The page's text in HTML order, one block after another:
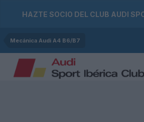
HAZTE SOCIO DEL CLUB AUDI
Mecánica Audi A4 B6/B7